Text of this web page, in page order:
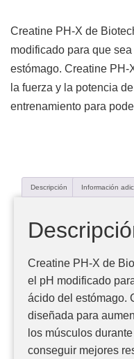
Creatine PH-X de
modificado para que
estómago. Creatine PH-
la fuerza y la potencia
entrenamiento para
Descripción Información
Creatine PH-X de
el pH modificado
ácido del estómago.
diseñada para
los músculos
conseguir mejores